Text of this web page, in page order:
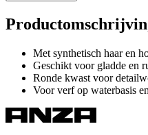
Met synthetisch haar en
Geschikt voor gladde en
Ronde kwast voor
Voor verf op waterbasis